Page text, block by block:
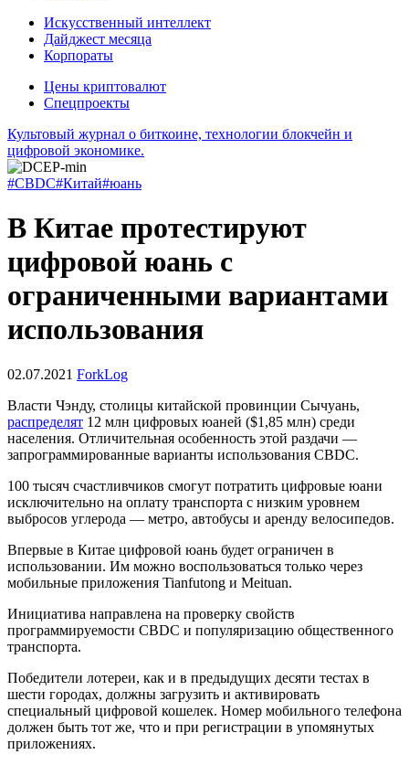
Искусственный интеллект
Дайджест месяца
Корпораты
Цены криптовалют
Спецпроекты
Культовый журнал о биткоине, технологии блокчейн и
цифровой экономике.
#CBDC#Китай#юань
В Китае протестируют
цифровой юань с
ограниченными вариантами
использования
02.07.2021 ForkLog
Власти Чэнду, столицы китайской провинции Сычуань,
распределят 12 млн цифровых юаней ($1,85 млн) среди
населения. Отличительная особенность этой раздачи —
запрограммированные варианты использования CBDC.
100 тысяч счастливчиков смогут потратить цифровые юани
исключительно на оплату транспорта с низким уровнем
выбросов углерода — метро, автобусы и аренду велосипедов.
Впервые в Китае цифровой юань будет ограничен в
использовании. Им можно воспользоваться только через
мобильные приложения Tianfutong и Meituan.
Инициатива направлена на проверку свойств
программируемости CBDC и популяризацию общественного
транспорта.
Победители лотереи, как и в предыдущих десяти тестах в
шести городах, должны загрузить и активировать
специальный цифровой кошелек. Номер мобильного телефона
должен быть тот же, что и при регистрации в упомянутых
приложениях.